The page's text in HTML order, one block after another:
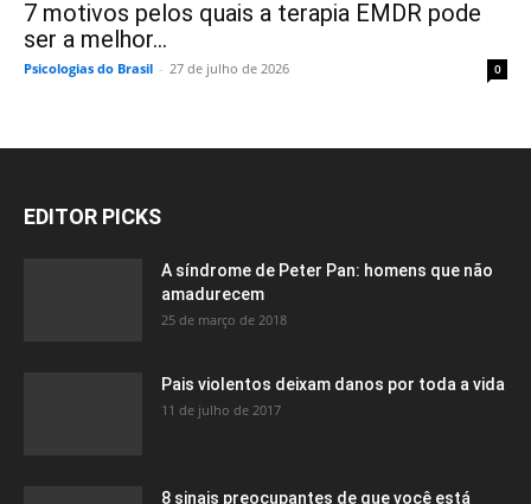
7 motivos pelos quais a terapia EMDR pode
ser a melhor...
Psicologias do Brasil - 27 de julho de 2026 0
EDITOR PICKS
A síndrome de Peter Pan: homens que não
amadurecem
25 de março de 2018
Pais violentos deixam danos por toda a vida
11 de julho de 2017
8 sinais preocupantes de que você está